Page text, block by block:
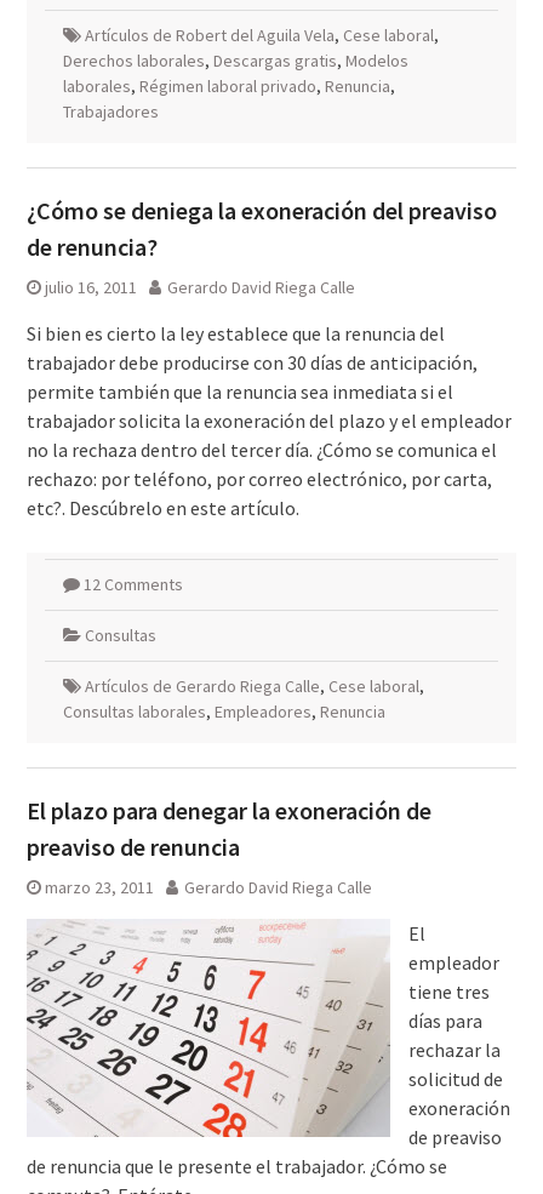
Artículos de Robert del Aguila Vela, Cese laboral,
Derechos laborales, Descargas gratis, Modelos
laborales, Régimen laboral privado, Renuncia,
Trabajadores
¿Cómo se deniega la exoneración del preaviso
de renuncia?
julio 16, 2011 Gerardo David Riega Calle
Si bien es cierto la ley establece que la renuncia del
trabajador debe producirse con 30 días de anticipación,
permite también que la renuncia sea inmediata si el
trabajador solicita la exoneración del plazo y el empleador
no la rechaza dentro del tercer día. ¿Cómo se comunica el
rechazo: por teléfono, por correo electrónico, por carta,
etc?. Descúbrelo en este artículo.
12 Comments
Consultas
Artículos de Gerardo Riega Calle, Cese laboral,
Consultas laborales, Empleadores, Renuncia
El plazo para denegar la exoneración de
preaviso de renuncia
marzo 23, 2011 Gerardo David Riega Calle
El
empleador
tiene tres
días para
rechazar la
solicitud de
exoneración
de preaviso
de renuncia que le presente el trabajador. ¿Cómo se